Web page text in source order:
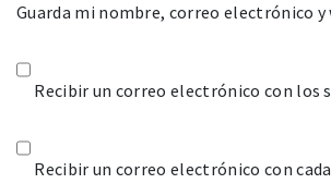
Guarda mi nombre, correo electrónico
Recibir un correo electrónico con los
Recibir un correo electrónico con